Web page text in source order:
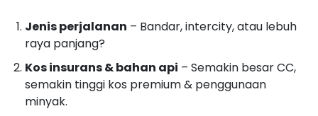
Jenis perjalanan – Bandar, intercity, atau lebuh
raya panjang?
Kos insurans & bahan api – Semakin besar CC,
semakin tinggi kos premium & penggunaan
minyak.